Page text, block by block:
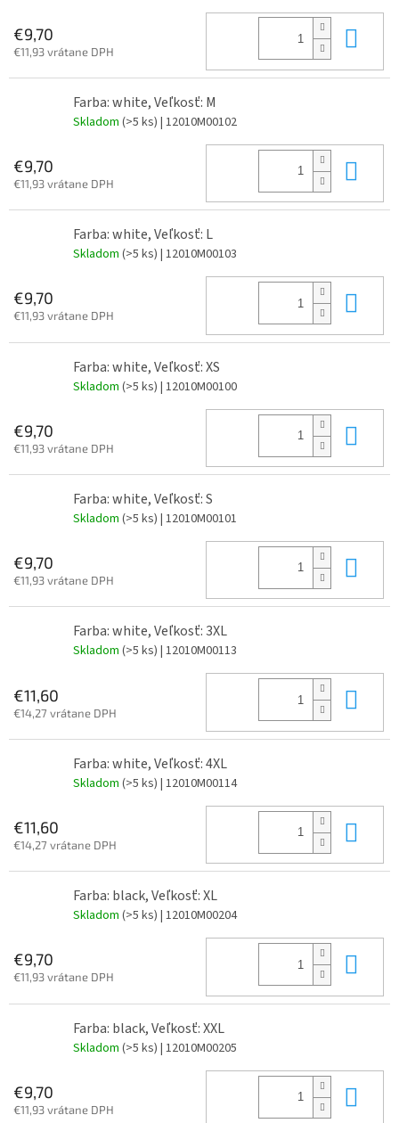
€9,70
€11,93 vrátane DPH
Farba: white, Veľkosť: M
Skladom (>5 ks) | 12010M00102
€9,70
€11,93 vrátane DPH
Farba: white, Veľkosť: L
Skladom (>5 ks) | 12010M00103
€9,70
€11,93 vrátane DPH
Farba: white, Veľkosť: XS
Skladom (>5 ks) | 12010M00100
€9,70
€11,93 vrátane DPH
Farba: white, Veľkosť: S
Skladom (>5 ks) | 12010M00101
€9,70
€11,93 vrátane DPH
Farba: white, Veľkosť: 3XL
Skladom (>5 ks) | 12010M00113
€11,60
€14,27 vrátane DPH
Farba: white, Veľkosť: 4XL
Skladom (>5 ks) | 12010M00114
€11,60
€14,27 vrátane DPH
Farba: black, Veľkosť: XL
Skladom (>5 ks) | 12010M00204
€9,70
€11,93 vrátane DPH
Farba: black, Veľkosť: XXL
Skladom (>5 ks) | 12010M00205
€9,70
€11,93 vrátane DPH